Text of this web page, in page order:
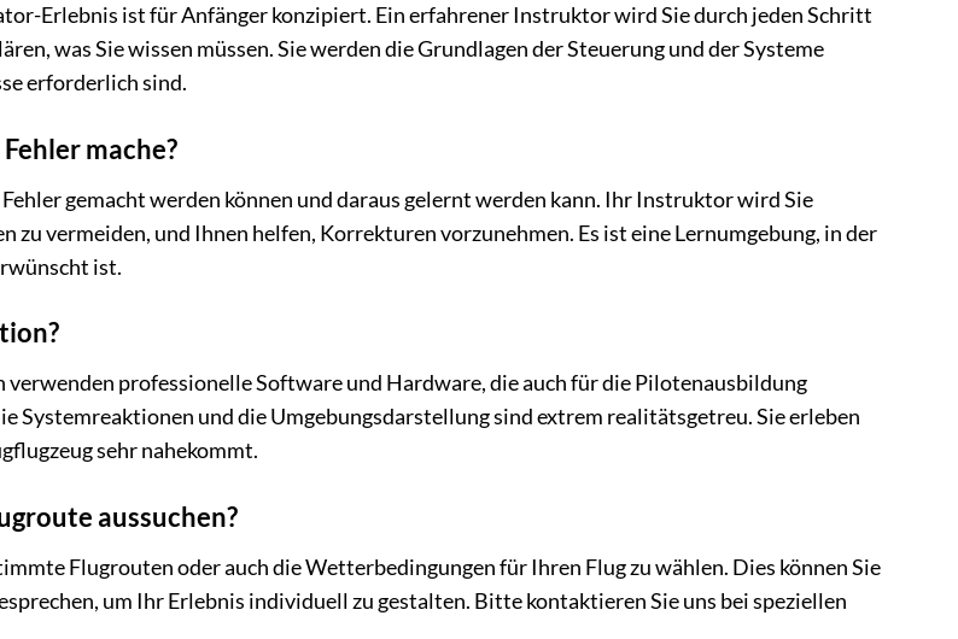
Erlebnis ist für Anfänger konzipiert. Ein erfahrener Instruktor wird Sie durch jeden Schritt
was Sie wissen müssen. Sie werden die Grundlagen der Steuerung und der Systeme
erforderlich sind.
mache?
gemacht werden können und daraus gelernt werden kann. Ihr Instruktor wird Sie
vermeiden, und Ihnen helfen, Korrekturen vorzunehmen. Es ist eine Lernumgebung, in der
ist.
professionelle Software und Hardware, die auch für die Pilotenausbildung
Systemreaktionen und die Umgebungsdarstellung sind extrem realitätsgetreu. Sie erleben
sehr nahekommt.
aussuchen?
Flugrouten oder auch die Wetterbedingungen für Ihren Flug zu wählen. Dies können Sie
um Ihr Erlebnis individuell zu gestalten. Bitte kontaktieren Sie uns bei speziellen